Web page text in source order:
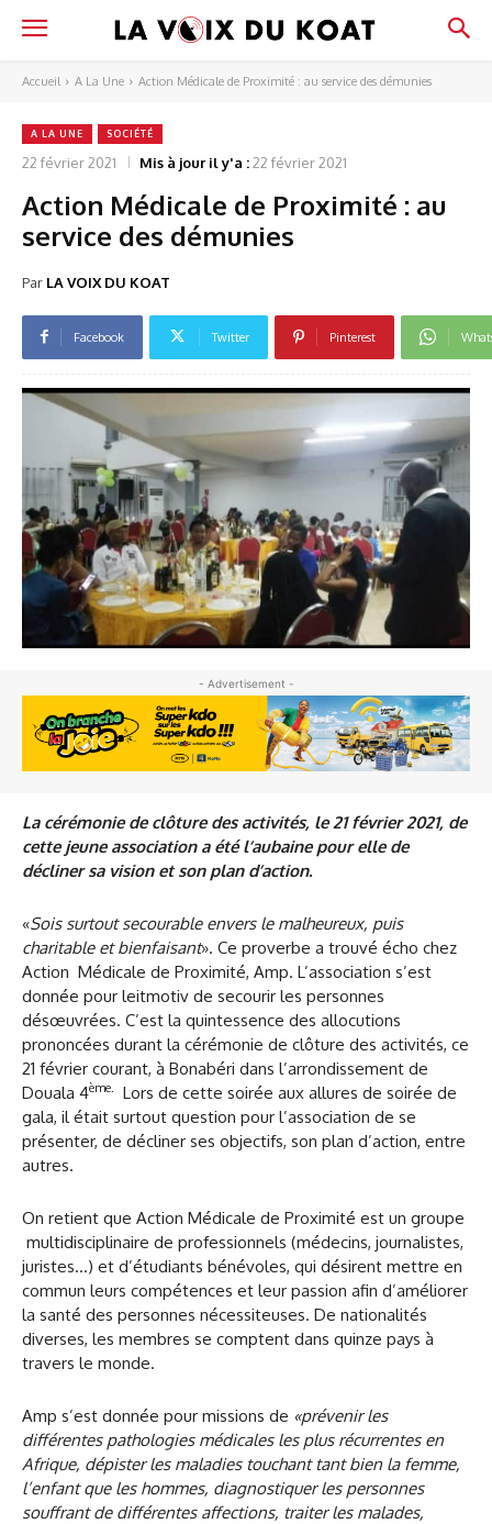
Accueil A La Une Action Médicale de Proximité : au service des démunies
A LA UNE SOCIÉTÉ
22 février 2021 Mis à jour il y'a :22 février 2021
Action Médicale de Proximité : au
service des démunies
Par LA VOIX DU KOAT
Facebook Twitter Pinterest
- Advertisement -
La cérémonie de clôture des activités, le 21 février 2021, de
cette jeune association a été l’aubaine pour elle de
décliner sa vision et son plan d’action.
«Sois surtout secourable envers le malheureux, puis
charitable et bienfaisant». Ce proverbe a trouvé écho chez
Action Médicale de Proximité, Amp. L’association s’est
donnée pour leitmotiv de secourir les personnes
désœuvrées. C’est la quintessence des allocutions
prononcées durant la cérémonie de clôture des activités, ce
21 février courant, à Bonabéri dans l’arrondissement de
Douala 4ème. Lors de cette soirée aux allures de soirée de
gala, il était surtout question pour l’association de se
présenter, de décliner ses objectifs, son plan d’action, entre
autres.
On retient que Action Médicale de Proximité est un groupe
multidisciplinaire de professionnels (médecins, journalistes,
juristes…) et d’étudiants bénévoles, qui désirent mettre en
commun leurs compétences et leur passion afin d’améliorer
la santé des personnes nécessiteuses. De nationalités
diverses, les membres se comptent dans quinze pays à
travers le monde.
Amp s’est donnée pour missions de «prévenir les
différentes pathologies médicales les plus récurrentes en
Afrique, dépister les maladies touchant tant bien la femme,
l’enfant que les hommes, diagnostiquer les personnes
souffrant de différentes affections, traiter les malades,